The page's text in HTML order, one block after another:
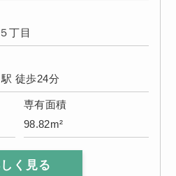
丁目
徒歩24分
専有面積
98.82m²
く見る